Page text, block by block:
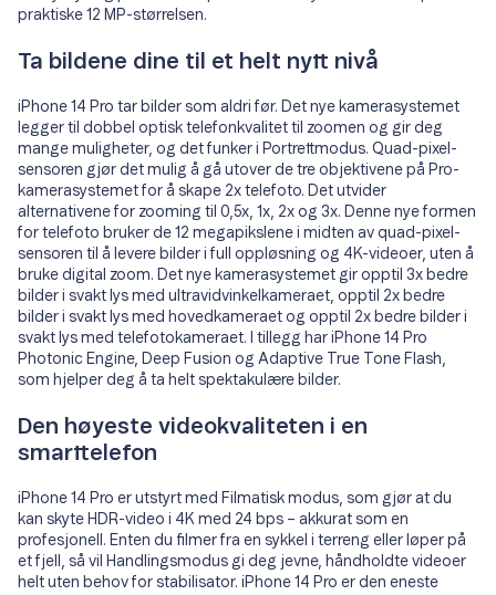
praktiske 12 MP-størrelsen.
Ta bildene dine til et helt nytt nivå
iPhone 14 Pro tar bilder som aldri før. Det nye kamerasystemet
legger til dobbel optisk telefonkvalitet til zoomen og gir deg
mange muligheter, og det funker i Portrettmodus. Quad-pixel-
sensoren gjør det mulig å gå utover de tre objektivene på Pro-
kamerasystemet for å skape 2x telefoto. Det utvider
alternativene for zooming til 0,5x, 1x, 2x og 3x. Denne nye formen
for telefoto bruker de 12 megapikslene i midten av quad-pixel-
sensoren til å levere bilder i full opp­løsning og 4K-videoer, uten å
bruke digital zoom. Det nye kamerasystemet gir opptil 3x bedre
bilder i svakt lys med ultravidvinkelkameraet, opptil 2x bedre
bilder i svakt lys med hovedkameraet og opptil 2x bedre bilder i
svakt lys med telefotokameraet. I tillegg har iPhone 14 Pro
Photonic Engine, Deep Fusion og Adaptive True Tone Flash,
som hjelper deg å ta helt spektakulære bilder.
Den høyeste videokvaliteten i en
smarttelefon
iPhone 14 Pro er utstyrt med Filmatisk modus, som gjør at du
kan skyte HDR-video i 4K med 24 bps – akkurat som en
profesjonell. Enten du filmer fra en sykkel i terreng eller løper på
et fjell, så vil Handlingsmodus gi deg jevne, håndholdte videoer
helt uten behov for stabilisator. iPhone 14 Pro er den eneste